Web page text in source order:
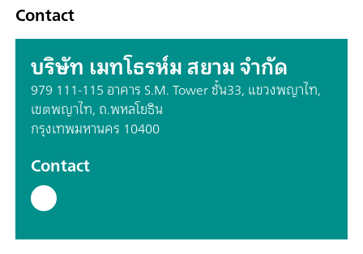
Contact
บริษัท เมทโธรห์ม สยาม จำกัด
979 111-115 อาคาร S.M. Tower ชั้น33, แขวงพญาไท,
เขตพญาไท, ถ.พหลโยธิน
กรุงเทพมหานคร 10400
Contact